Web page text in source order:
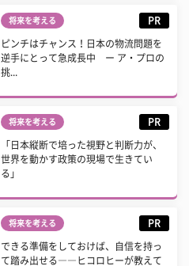
将来を考える PR
ピンチはチャンス！日本の物流問題を
逆手にとって急成長中 ー ア・プロの
挑...
将来を考える PR
「日本縦断で培った視野と判断力が、
世界を動かす政策の現場で生きてい
る」
将来を考える PR
できる準備をしておけば、自信を持っ
て踏み出せる――ヒコロヒーが教えて